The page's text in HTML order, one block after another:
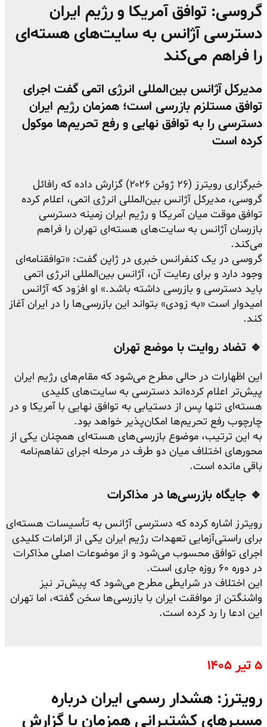
گروسی: توافق آمریکا و رژیم ایران
دسترسی آژانس به سایت‌های هسته‌ای
را فراهم می‌کند
مدیرکل آژانس بین‌المللی انرژی اتمی گفت اجرای
توافق مستلزم بازرسی است؛ همزمان رژیم ایران
دسترسی را به توافق نهایی و رفع تحریم‌ها موکول
کرده است
خبرگزاری رویترز (۲۶ ژوئن ۲۰۲۶) گزارش داده که رافائل
گروسی، مدیرکل آژانس بین‌المللی انرژی اتمی، اعلام کرده
توافق موقت میان آمریکا و رژیم ایران زمینه دسترسی
بازرسان آژانس به سایت‌های هسته‌ای تهران را فراهم
می‌کند.
گروسی در یک کنفرانس خبری در ژاپن گفت: «توافقنامه‌ای
وجود دارد و برای رعایت آن، آژانس بین‌المللی انرژی اتمی
باید دسترسی و بازرسی داشته باشد.» او افزود که آژانس
امیدوار است «به زودی» بتواند این بازرسی‌ها را در ایران آغاز
کند.
🔹 تضاد روایت با موضع تهران
این اظهارات در حالی مطرح می‌شود که مقام‌های رژیم ایران
پیش‌تر اعلام کرده‌اند دسترسی به سایت‌های کلیدی
هسته‌ای تنها پس از دستیابی به توافق نهایی با آمریکا و در
چارچوب رفع تحریم‌ها امکان‌پذیر خواهد بود.
به این ترتیب، موضوع بازرسی‌های هسته‌ای همچنان یکی از
محورهای اختلاف میان دو طرف در مرحله اجرای تفاهم‌نامه
باقی مانده است.
🔹 جایگاه بازرسی‌ها در مذاکرات
رویترز اشاره کرده که دسترسی آژانس به تأسیسات هسته‌ای
برای راستی‌آزمایی تعهدات رژیم ایران یکی از الزامات کلیدی
اجرای توافق محسوب می‌شود و از موضوعات اصلی مذاکرات
در دوره ۶۰ روزه جاری است.
این اختلاف در شرایطی مطرح می‌شود که پیش‌تر نیز
واشنگتن از موافقت ایران با بازرسی‌ها سخن گفته، اما تهران
این ادعا را رد کرده است.
۵ تیر ۱۴۰۵
رویترز: هشدار رسمی ایران درباره
مسیرهای کشتیرانی همزمان با گزارش